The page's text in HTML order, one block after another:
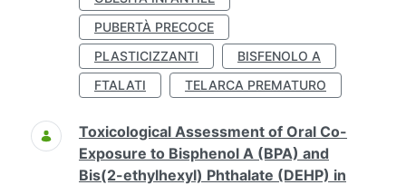
PUBERTÀ PRECOCE
PLASTICIZZANTI
BISFENOLO A
FTALATI
TELARCA PREMATURO
Toxicological Assessment of Oral Co-
Exposure to Bisphenol A (BPA) and
Bis(2-ethylhexyl) Phthalate (DEHP) in